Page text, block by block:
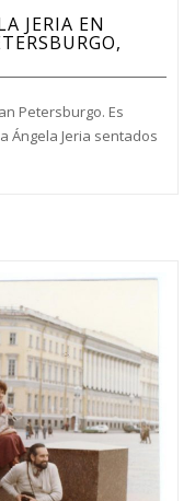
JERIA EN
Petersburgo. Es
Ángela Jeria sentados